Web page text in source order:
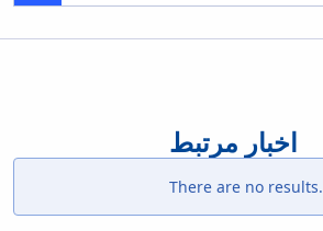
اخبار مرتبط
There are no results.